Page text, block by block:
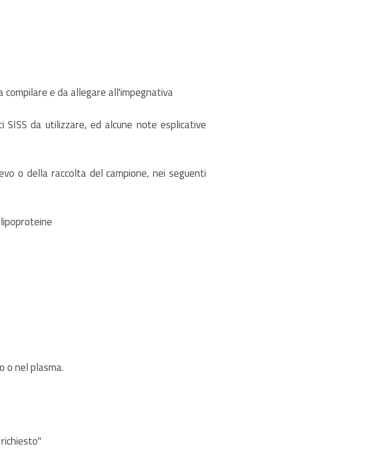
compilare e da allegare all'impegnativa
da utilizzare, ed alcune note esplicative
o della raccolta del campione, nei seguenti
o nel plasma.